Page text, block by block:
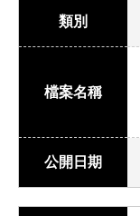
類別
檔案名稱
公開日期